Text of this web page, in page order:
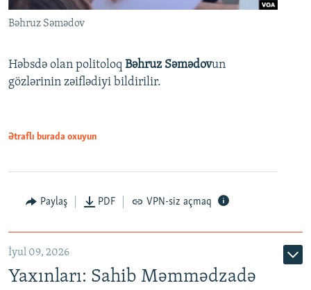
Bəhruz Səmədov
Həbsdə olan politoloq Bəhruz Səmədovun
gözlərinin zəiflədiyi bildirilir.
Ətraflı burada oxuyun
Paylaş PDF VPN-siz açmaq
İyul 09, 2026
Yaxınları: Sahib Məmmədzadə